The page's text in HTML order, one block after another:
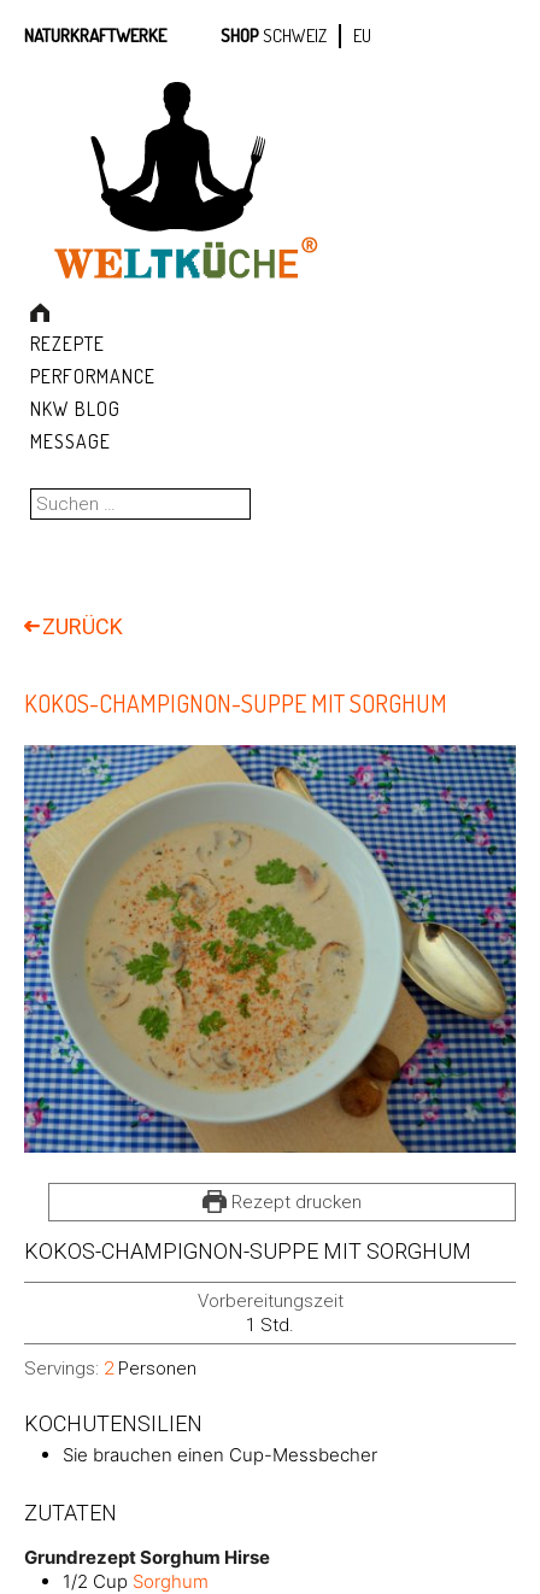
NATURKRAFTWERKE SHOPSCHWEIZ EU
REZEPTE
PERFORMANCE
NKW BLOG
MESSAGE
Suchen
nach:
KOKOS-CHAMPIGNON-SUPPE MIT SORGHUM
Rezept drucken
KOKOS-CHAMPIGNON-SUPPE MIT SORGHUM
Vorbereitungszeit
1 Stunde
Std.
Servings: 2 Personen
KOCHUTENSILIEN
Sie brauchen einen Cup-Messbecher
ZUTATEN
Grundrezept Sorghum Hirse
1/2 Cup Sorghum